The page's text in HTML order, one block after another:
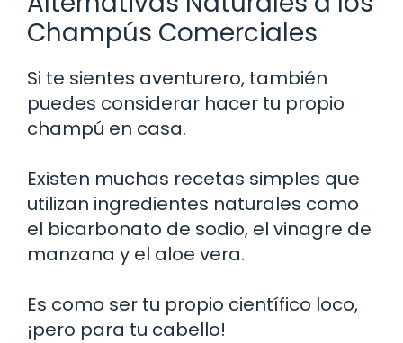
Champús Comerciales
Si te sientes aventurero, también
puedes considerar hacer tu propio
champú en casa.
Existen muchas recetas simples que
utilizan ingredientes naturales como
el bicarbonato de sodio, el vinagre de
manzana y el aloe vera.
Es como ser tu propio científico loco,
¡pero para tu cabello!